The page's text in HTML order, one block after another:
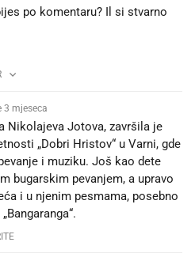
po komentaru? Il si stvarno
3 mjeseca
Nikolajeva Jotova, završila je
„Dobri Hristov“ u Varni, gde
i muziku. Još kao dete
bugarskim pevanjem, a upravo
i u njenim pesmama, posebno